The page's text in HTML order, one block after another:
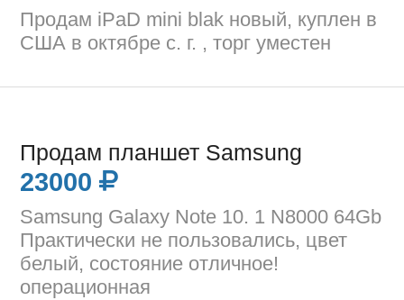
Продам iPaD mini blak новый, куплен в
США в октябре с. г. , торг уместен
Продам планшет Samsung
23000
Samsung Galaxy Note 10. 1 N8000 64Gb
Практически не пользовались, цвет
белый, состояние отличное!
операционная